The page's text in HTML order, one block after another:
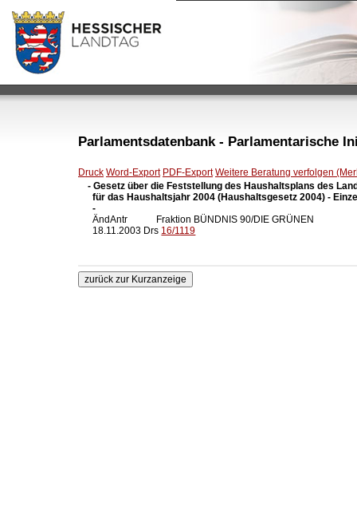
Parlamentsdatenbank - Parlamentarische
Druck Word-Export PDF-Export Weitere Beratung verfolgen
- Gesetz über die Feststellung des Haushaltsplans des
für das Haushaltsjahr 2004 (Haushaltsgesetz 2004) -
  -
ÄndAntr            Fraktion BÜNDNIS 90/DIE GRÜNEN
  18.11.2003 Drs
16/1119